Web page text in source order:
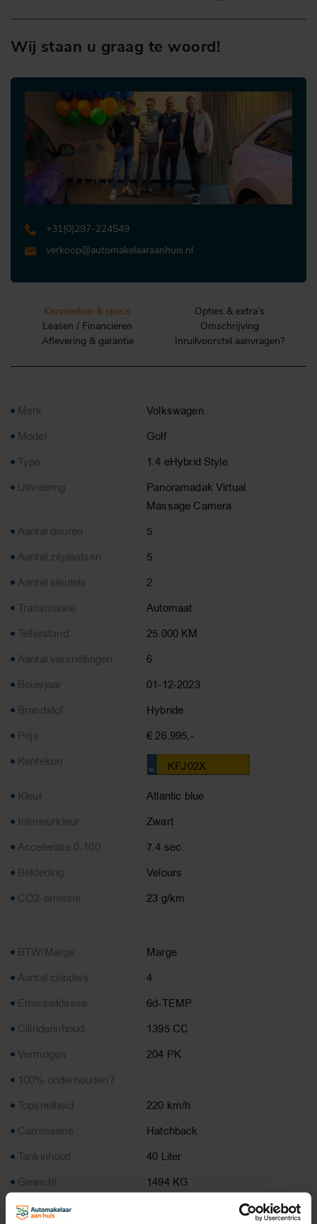
Wij staan u graag te woord!
+31 (0)297-224549
verkoop@automakelaaraanhuis.nl
Kenmerken & specs
Opties & extra’s
Leasen / Financieren
Omschrijving
Aflevering & garantie
Inruilvoorstel aanvragen?
Merk
Volkswagen
Model
Golf
Type
1.4 eHybrid Style
Uitvoering
Panoramadak Virtual
Massage Camera
Aantal deuren
5
Aantal zitplaatsen
5
Aantal sleutels
2
Transmissie
Automaat
Tellerstand
25.000 KM
Aantal versnellingen
6
Bouwjaar
01-12-2023
Brandstof
Hybride
Prijs
€ 26.995,-
Kenteken
KFJ02X
Kleur
Atlantic blue
Interieurkleur
Zwart
Acceleratie 0-100
7.4 sec.
Bekleding
Velours
CO2-emissie
23 g/km
BTW/Marge
Marge
Aantal cilinders
4
Emissieklasse
6d-TEMP
Cilinderinhoud
1395 CC
Vermogen
204 PK
100% onderhouden?
Topsnelheid
220 km/h
Carrosserie
Hatchback
Tankinhoud
40 Liter
Gewicht
1494 KG
Max. trekgewicht